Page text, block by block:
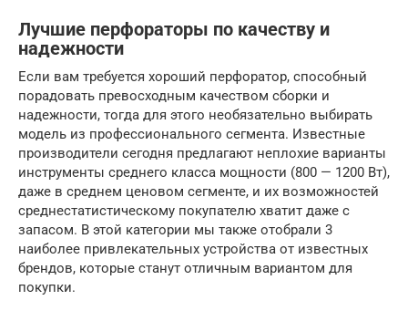
Лучшие перфораторы по качеству и
надежности
Если вам требуется хороший перфоратор, способный
порадовать превосходным качеством сборки и
надежности, тогда для этого необязательно выбирать
модель из профессионального сегмента. Известные
производители сегодня предлагают неплохие варианты
инструменты среднего класса мощности (800 — 1200 Вт),
даже в среднем ценовом сегменте, и их возможностей
среднестатистическому покупателю хватит даже с
запасом. В этой категории мы также отобрали 3
наиболее привлекательных устройства от известных
брендов, которые станут отличным вариантом для
покупки.